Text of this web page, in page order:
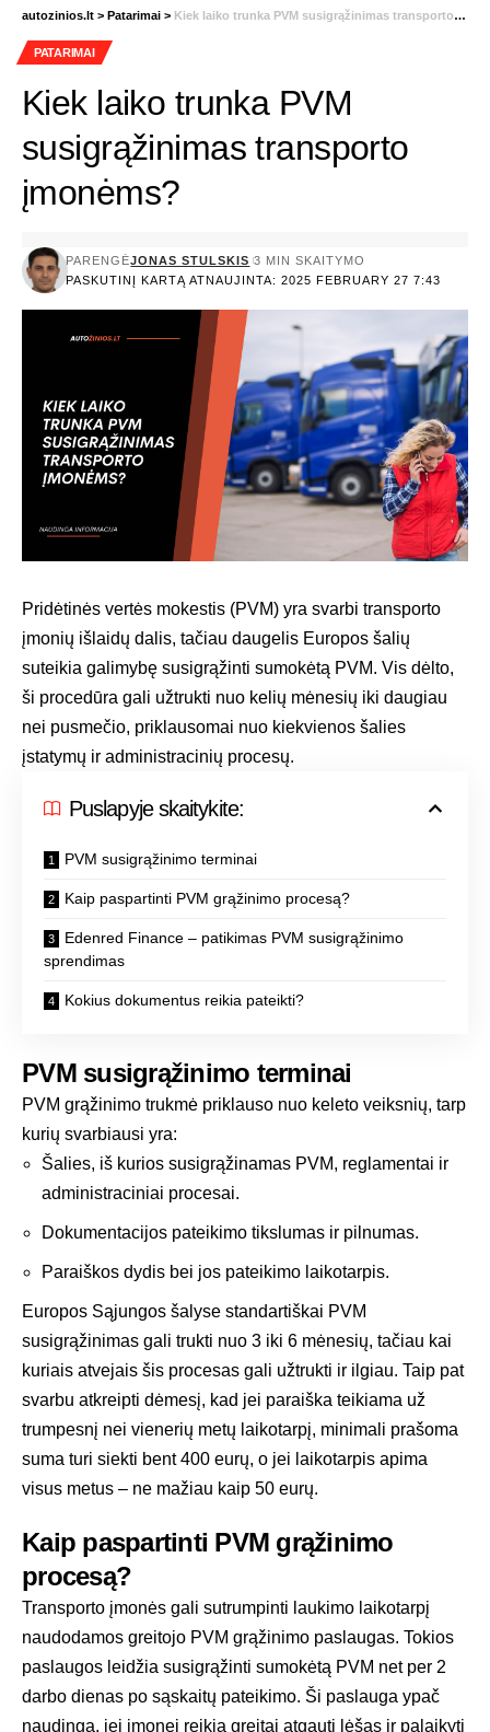
autozinios.lt > Patarimai > Kiek laiko trunka PVM susigrąžinimas transporto įmonėms?
PATARIMAI
Kiek laiko trunka PVM
susigrąžinimas transporto
įmonėms?
PASKUTINĮ KARTĄ ATNAUJINTA: 2025 FEBRUARY 27 7:43
PARENGĖJONAS STULSKIS 3 MIN SKAITYMO
Pridėtinės vertės mokestis (PVM) yra svarbi transporto
įmonių išlaidų dalis, tačiau daugelis Europos šalių
suteikia galimybę susigrąžinti sumokėtą PVM. Vis dėlto,
ši procedūra gali užtrukti nuo kelių mėnesių iki daugiau
nei pusmečio, priklausomai nuo kiekvienos šalies
įstatymų ir administracinių procesų.
Puslapyje skaitykite:
PVM susigrąžinimo terminai
Kaip paspartinti PVM grąžinimo procesą?
Edenred Finance – patikimas PVM susigrąžinimo
sprendimas
Kokius dokumentus reikia pateikti?
PVM susigrąžinimo terminai
PVM grąžinimo trukmė priklauso nuo keleto veiksnių, tarp
kurių svarbiausi yra:
Šalies, iš kurios susigrąžinamas PVM, reglamentai ir
administraciniai procesai.
Dokumentacijos pateikimo tikslumas ir pilnumas.
Paraiškos dydis bei jos pateikimo laikotarpis.
Europos Sąjungos šalyse standartiškai PVM
susigrąžinimas gali trukti nuo 3 iki 6 mėnesių, tačiau kai
kuriais atvejais šis procesas gali užtrukti ir ilgiau. Taip pat
svarbu atkreipti dėmesį, kad jei paraiška teikiama už
trumpesnį nei vienerių metų laikotarpį, minimali prašoma
suma turi siekti bent 400 eurų, o jei laikotarpis apima
visus metus – ne mažiau kaip 50 eurų.
Kaip paspartinti PVM grąžinimo
procesą?
Transporto įmonės gali sutrumpinti laukimo laikotarpį
naudodamos greitojo PVM grąžinimo paslaugas. Tokios
paslaugos leidžia susigrąžinti sumokėtą PVM net per 2
darbo dienas po sąskaitų pateikimo. Ši paslauga ypač
naudinga, jei įmonei reikia greitai atgauti lėšas ir palaikyti